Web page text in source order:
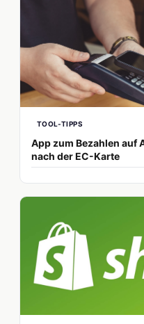
TOOL-TIPPS
App zum Bezahlen auf
nach der EC-Karte